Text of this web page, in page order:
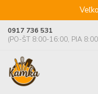
0917 736 531
(PO-ŠT 8:00-16:00, PIA